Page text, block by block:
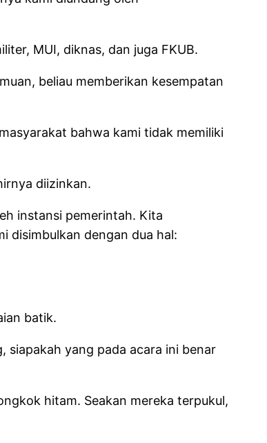
MUI, diknas, dan juga FKUB.
beliau memberikan kesempatan
bahwa kami tidak memiliki
diizinkan.
instansi pemerintah. Kita
disimbulkan dengan dua hal:
batik.
siapakah yang pada acara ini benar
hitam. Seakan mereka terpukul,